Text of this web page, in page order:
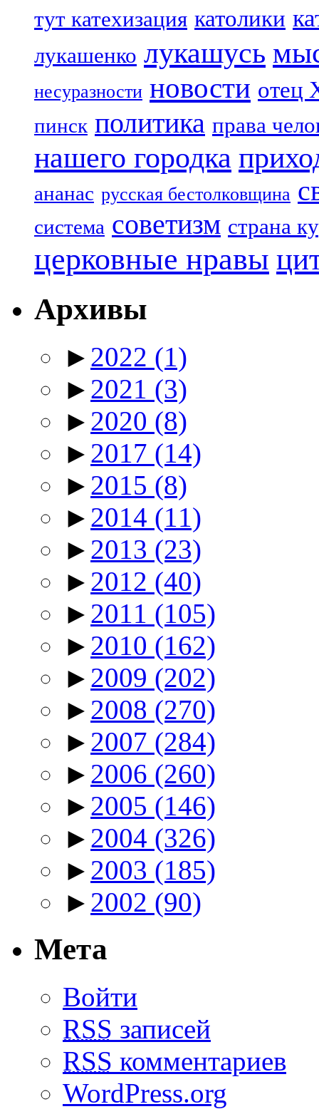
тут катехизация католики
лукашенко лукашусь
несуразности новости отец
пинск политика права
нашего городка
ананас русская бестолковщина
система советизм страна
церковные нравы
Архивы
► 2022 (1)
► 2021 (3)
► 2020 (8)
► 2017 (14)
► 2015 (8)
► 2014 (11)
► 2013 (23)
► 2012 (40)
► 2011 (105)
► 2010 (162)
► 2009 (202)
► 2008 (270)
► 2007 (284)
► 2006 (260)
► 2005 (146)
► 2004 (326)
► 2003 (185)
► 2002 (90)
Мета
Войти
RSS записей
RSS комментариев
WordPress.org